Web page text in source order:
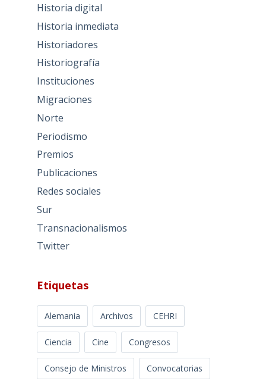
Historia digital
Historia inmediata
Historiadores
Historiografía
Instituciones
Migraciones
Norte
Periodismo
Premios
Publicaciones
Redes sociales
Sur
Transnacionalismos
Twitter
Etiquetas
Alemania Archivos CEHRI
Ciencia Cine Congresos
Consejo de Ministros Convocatorias